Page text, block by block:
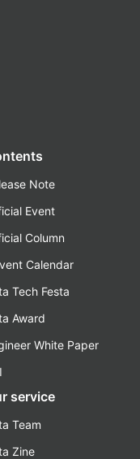
Note
Event
Column
Calendar
Tech Festa
Award
White Paper
service
Team
Zine